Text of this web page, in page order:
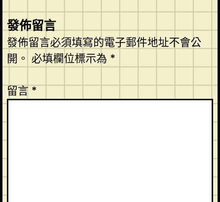
發佈留言
發佈留言必須填寫的電子郵件地址不會公
開。 必填欄位標示為 *
留言*